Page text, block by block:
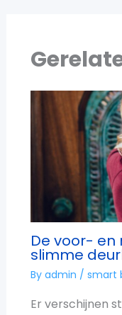
De voor- en
slimme
By admin / smart
Er verschijnen